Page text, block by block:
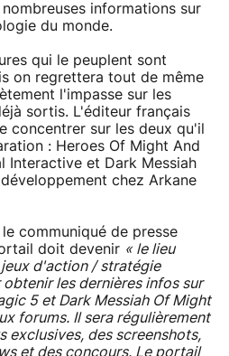
informations sur
du monde.
qui le peuplent sont
on regrettera tout de même
l'impasse sur les
sortis. L'éditeur français
concentrer sur les deux qu'il
: Heroes Of Might And
Interactive et Dark Messiah
chez Arkane
communiqué de presse
doit devenir « le lieu
d'action / stratégie
les dernières infos sur
5 et Dark Messiah Of Might
forums. Il sera régulièrement
exclusives, des screenshots,
et des concours. Le portail